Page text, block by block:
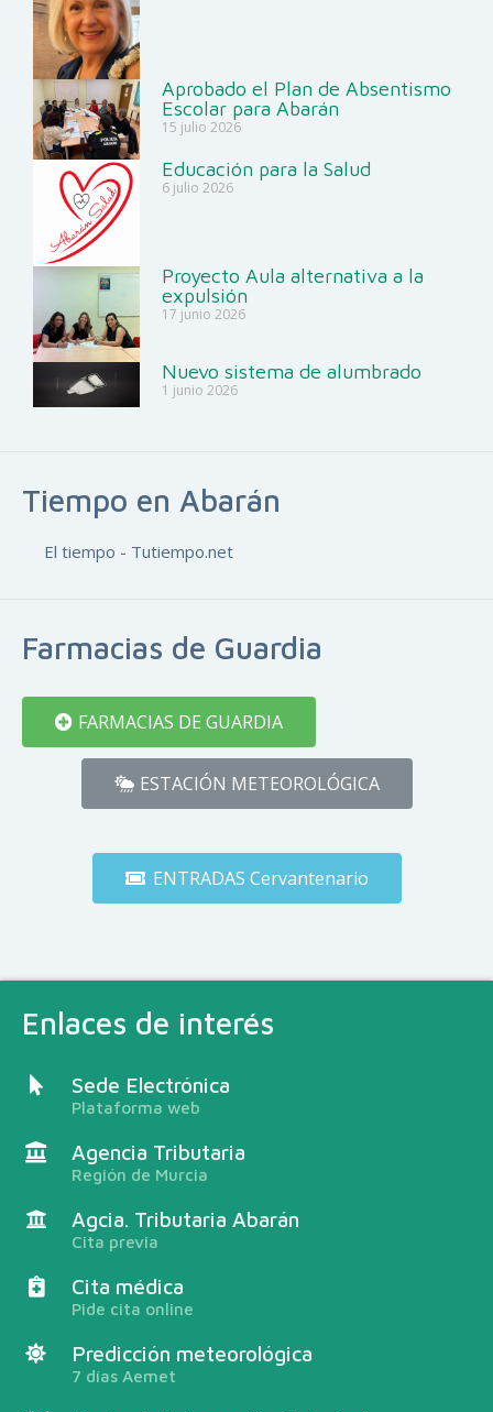
Enlaces de interés
Sede Electrónica
Plataforma web
Agencia Tributaria
Región de Murcia
Agcia. Tributaria Abarán
Cita previa
Cita médica
Pide cita online
Predicción meteorológica
7 días Aemet
Tiempo en Abarán
El tiempo - Tutiempo.net
Farmacias de Guardia
FARMACIAS DE GUARDIA
ESTACIÓN METEOROLÓGICA
ENTRADAS Cervantenario
Aprobado el Plan de Absentismo
Escolar para Abarán
15 julio 2026
Educación para la Salud
6 julio 2026
Proyecto Aula alternativa a la
expulsión
17 junio 2026
Nuevo sistema de alumbrado
1 junio 2026